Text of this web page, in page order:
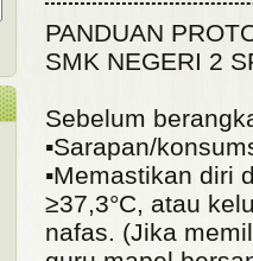
PANDUAN
SMK NEGERI 2
Sebelum
▪️Sarapan/
▪️Memastikan diri
≥37,3°C, atau
nafas. (Jika